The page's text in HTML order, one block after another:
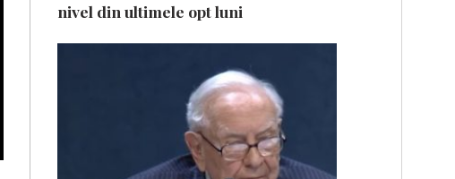
nivel din ultimele opt luni